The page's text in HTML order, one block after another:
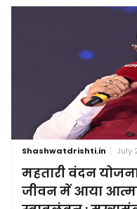
Shashwatdrishti.in July
महतारी वंदन
जीवन में आया